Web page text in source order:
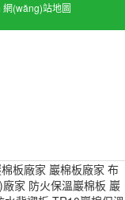
網(wǎng)站地圖
板廠家 巖棉板廠家 布
家 防火保溫巖棉板 巖